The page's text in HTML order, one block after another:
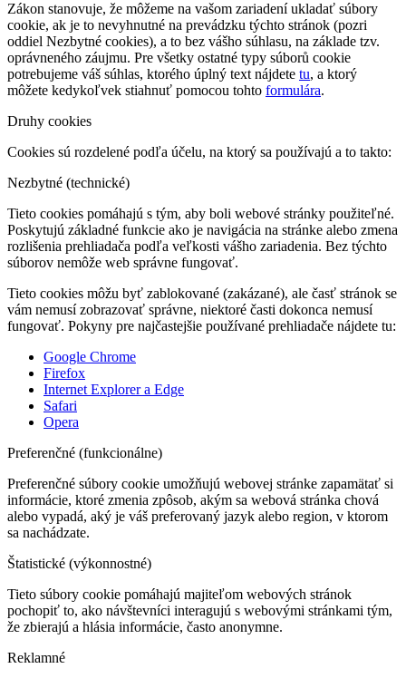
Zákon stanovuje, že môžeme na vašom zariadení ukladať súbory
cookie, ak je to nevyhnutné na prevádzku týchto stránok (pozri
oddiel Nezbytné cookies), a to bez vášho súhlasu, na základe tzv.
oprávneného záujmu. Pre všetky ostatné typy súborů cookie
potrebujeme váš súhlas, ktorého úplný text nájdete tu, a ktorý
môžete kedykoľvek stiahnuť pomocou tohto formulára.
Druhy cookies
Cookies sú rozdelené podľa účelu, na ktorý sa používajú a to takto:
Nezbytné (technické)
Tieto cookies pomáhajú s tým, aby boli webové stránky použiteľné.
Poskytujú základné funkcie ako je navigácia na stránke alebo zmena
rozlišenia prehliadača podľa veľkosti vášho zariadenia. Bez týchto
súborov nemôže web správne fungovať.
Tieto cookies môžu byť zablokované (zakázané), ale časť stránok se
vám nemusí zobrazovať správne, niektoré časti dokonca nemusí
fungovať. Pokyny pre najčastejšie používané prehliadače nájdete tu:
Google Chrome
Firefox
Internet Explorer a Edge
Safari
Opera
Preferenčné (funkcionálne)
Preferenčné súbory cookie umožňujú webovej stránke zapamätať si
informácie, ktoré zmenia zpôsob, akým sa webová stránka chová
alebo vypadá, aký je váš preferovaný jazyk alebo region, v ktorom
sa nachádzate.
Štatistické (výkonnostné)
Tieto súbory cookie pomáhajú majiteľom webových stránok
pochopiť to, ako návštevníci interagujú s webovými stránkami tým,
že zbierajú a hlásia informácie, často anonymne.
Reklamné